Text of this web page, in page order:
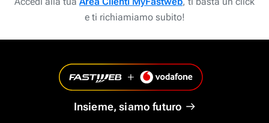
e ti richiamiamo subito!
Insieme, siamo futuro